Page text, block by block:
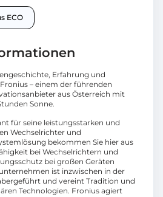
ECO
Erfahrung und
– einem der führenden
aus Österreich mit
Sonne.
für seine leistungsstarken und
Wechselrichter und
bekommen Sie hier aus
bei Wechselrichtern und
bei großen Geräten
ist inzwischen in der
und vereint Tradition und
Technologien. Fronius agiert